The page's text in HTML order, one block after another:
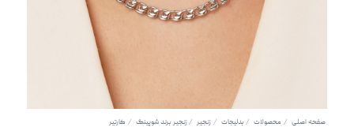
صفحه اصلی محصولات بدلیجات زنجیر زنجیر برند شوپینگ کارتیر